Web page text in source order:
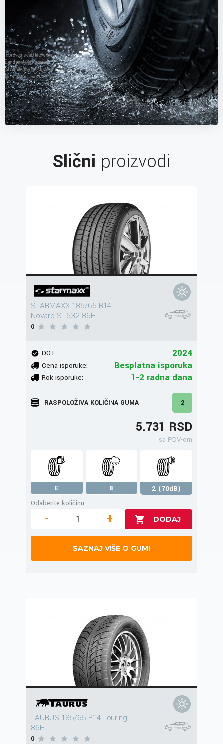
Slični proizvodi
STARMAXX 185/65 R14
Novaro ST532 86H
0
DOT: 2024
Cena isporuke: Besplatna isporuka
Rok isporuke: 1-2 radna dana
RASPOLOŽIVA KOLIČINA GUMA 2
5.731 RSD
sa PDV-om
E B
2 (70dB)
Odaberite količinu
- +
SAZNAJ VIŠE O GUMI
TAURUS 185/65 R14 Touring
86H
0